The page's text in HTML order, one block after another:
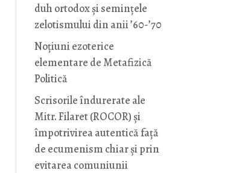
duh ortodox și semințele
zelotismului din anii ’60-’70
Noţiuni ezoterice
elementare de Metafizică
Politică
Scrisorile îndurerate ale
Mitr. Filaret (ROCOR) și
împotrivirea autentică față
de ecumenism chiar și prin
evitarea comuniunii